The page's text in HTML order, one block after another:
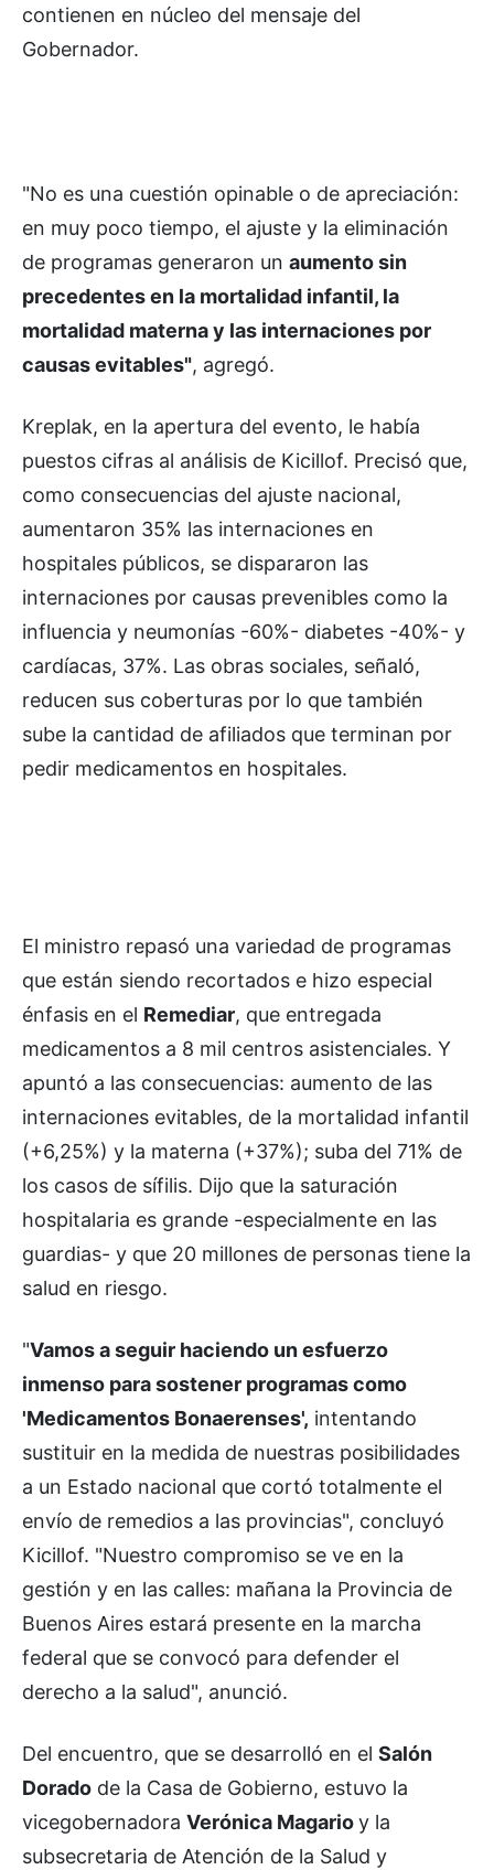
contienen en núcleo del mensaje del
Gobernador.
"No es una cuestión opinable o de apreciación:
en muy poco tiempo, el ajuste y la eliminación
de programas generaron un aumento sin
precedentes en la mortalidad infantil, la
mortalidad materna y las internaciones por
causas evitables", agregó.
Kreplak, en la apertura del evento, le había
puestos cifras al análisis de Kicillof. Precisó que,
como consecuencias del ajuste nacional,
aumentaron 35% las internaciones en
hospitales públicos, se dispararon las
internaciones por causas prevenibles como la
influencia y neumonías -60%- diabetes -40%- y
cardíacas, 37%. Las obras sociales, señaló,
reducen sus coberturas por lo que también
sube la cantidad de afiliados que terminan por
pedir medicamentos en hospitales.
El ministro repasó una variedad de programas
que están siendo recortados e hizo especial
énfasis en el Remediar, que entregada
medicamentos a 8 mil centros asistenciales. Y
apuntó a las consecuencias: aumento de las
internaciones evitables, de la mortalidad infantil
(+6,25%) y la materna (+37%); suba del 71% de
los casos de sífilis. Dijo que la saturación
hospitalaria es grande -especialmente en las
guardias- y que 20 millones de personas tiene la
salud en riesgo.
"Vamos a seguir haciendo un esfuerzo
inmenso para sostener programas como
'Medicamentos Bonaerenses', intentando
sustituir en la medida de nuestras posibilidades
a un Estado nacional que cortó totalmente el
envío de remedios a las provincias", concluyó
Kicillof. "Nuestro compromiso se ve en la
gestión y en las calles: mañana la Provincia de
Buenos Aires estará presente en la marcha
federal que se convocó para defender el
derecho a la salud", anunció.
Del encuentro, que se desarrolló en el Salón
Dorado de la Casa de Gobierno, estuvo la
vicegobernadora Verónica Magarioy la
subsecretaria de Atención de la Salud y